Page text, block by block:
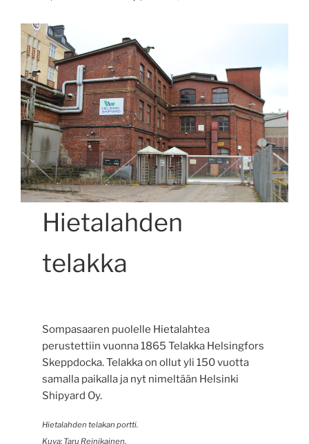
Hietalahden
telakka
Sompasaaren puolelle Hietalahtea
perustettiin vuonna 1865 Telakka Helsingfors
Skeppdocka. Telakka on ollut yli 150 vuotta
samalla paikalla ja nyt nimeltään Helsinki
Shipyard Oy.
Hietalahden telakan portti.
Kuva: Taru Reinikainen.